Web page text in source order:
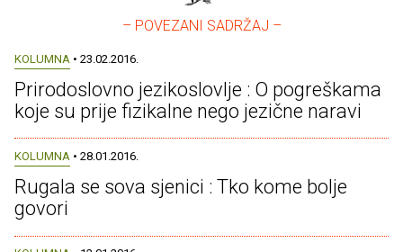
– POVEZANI SADRŽAJ –
KOLUMNA • 23.02.2016.
Prirodoslovno jezikoslovlje : O pogreškama
koje su prije fizikalne nego jezične naravi
KOLUMNA • 28.01.2016.
Rugala se sova sjenici : Tko kome bolje
govori